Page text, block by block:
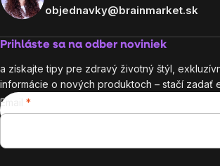
objednavky@brainmarket.sk
Prihláste sa na odber noviniek
a získajte tipy pre zdravý životný štýl,
informácie o nových produktoch – stačí zadať
Email